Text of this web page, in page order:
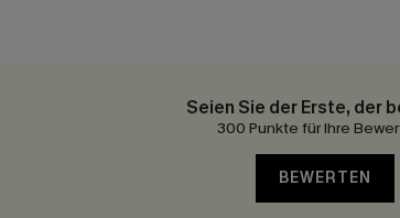
Seien Sie der Erste, der
300 Punkte für Ihre
BEWERTEN